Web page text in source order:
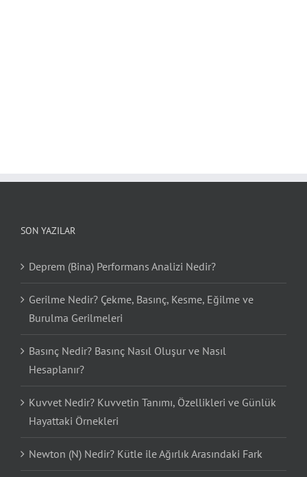
SON YAZILAR
Deprem (Bina) Performans Analizi Nedir?
Gerilme Nedir? Çekme, Basınç, Kesme, Eğilme ve
Burulma Gerilmeleri
Basınç Nedir? Basınç Nasıl Oluşur ve Nasıl
Hesaplanır?
Kuvvet Nedir? Kuvvetin Tanımı, Özellikleri ve Günlük
Hayattaki Örnekleri
Newton (N) Nedir? Kütle ile Ağırlık Arasındaki Fark